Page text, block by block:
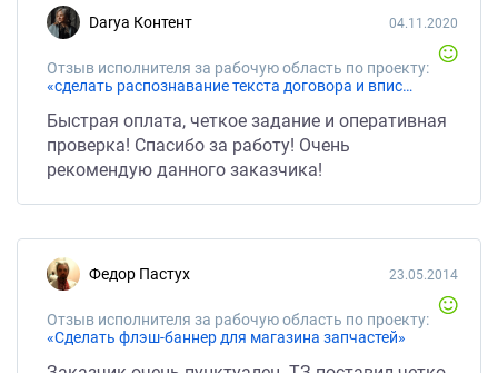
Darya Контент
Отзыв исполнителя за рабочую область по проекту:
«сделать распознавание текста договора и вписать туда стороны договора»
04.11.2020
Быстрая оплата, четкое задание и оперативная
проверка! Спасибо за работу! Очень
рекомендую данного заказчика!
Федор Пастух
Отзыв исполнителя за рабочую область по проекту:
«Сделать флэш-баннер для магазина запчастей»
23.05.2014